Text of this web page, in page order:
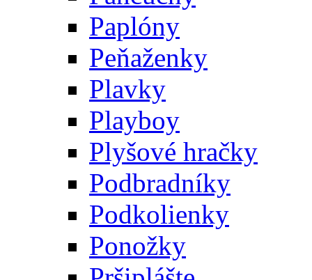
Paplóny
Peňaženky
Plavky
Playboy
Plyšové hračky
Podbradníky
Podkolienky
Ponožky